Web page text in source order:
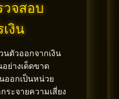
วจสอบ
งิน
นตัวออกจากเงิน
ย่างเด็ดขาด
ออกเป็นหน่วย
ระจายความเสี่ยง